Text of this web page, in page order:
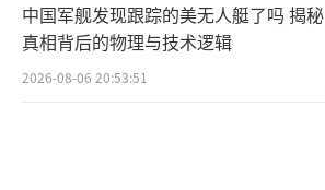
中国军舰发现跟踪的美无人艇了吗 揭秘
真相背后的物理与技术逻辑
2026-08-06 20:53:51